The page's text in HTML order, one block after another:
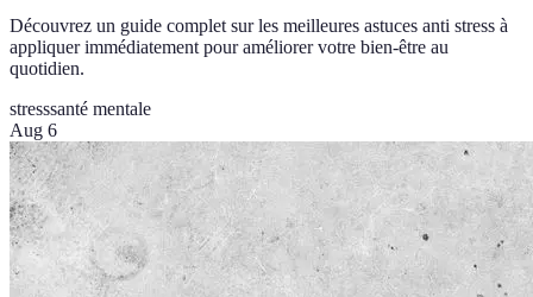
Découvrez un guide complet sur les meilleures astuces anti stress à
appliquer immédiatement pour améliorer votre bien-être au
quotidien.
stresssanté mentale
Aug 6